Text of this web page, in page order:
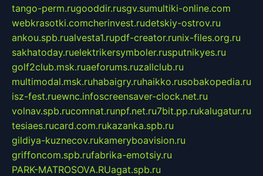
tango-perm.rugooddir.rusgv.sumultiki-online.com
webkrasotki.comcherinvest.rudetskiy-ostrov.ru
ankou.spb.rualvesta1.rupdf-creator.runix-files.org.ru
sakhatoday.ruelektrikersymboler.rusputnikyes.ru
golf2club.msk.ruaeforums.ruzallclub.ru
multimodal.msk.ruhabaigry.ruhaikko.rusobakopedia.ru
isz-fest.ruewnc.infoscreensaver-clock.net.ru
volnav.spb.rucomnat.runpf.net.ru7bit.pp.rukalugatur.ru
tesiaes.rucard.com.rukazanka.spb.ru
gildiya-kuznecov.rukameryboavision.ru
griffoncom.spb.rufabrika-emotsiy.ru
PARK-MATROSOVA.RUagat.spb.ru